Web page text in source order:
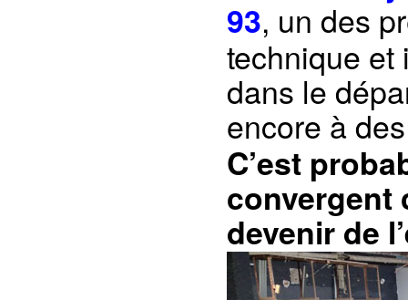
93, un des
technique et
dans le
encore à
C’est
convergent
devenir de